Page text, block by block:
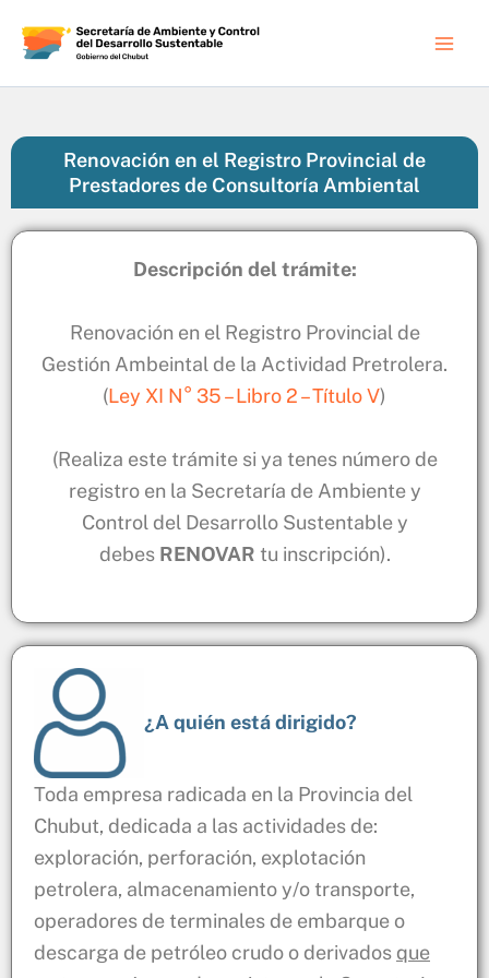
contenido
Renovación en el Registro Provincial de
Prestadores de Consultoría Ambiental
Descripción del trámite:
Renovación en el Registro Provincial de
Gestión Ambeintal de la Actividad Pretrolera.
(Ley XI N° 35 – Libro 2 – Título V)
(Realiza este trámite si ya tenes número de
registro en la Secretaría de Ambiente y
Control del Desarrollo Sustentable y
debes RENOVAR tu inscripción).
¿A quién está dirigido?
Toda empresa radicada en la Provincia del
Chubut, dedicada a las actividades de:
exploración, perforación, explotación
petrolera, almacenamiento y/o transporte,
operadores de terminales de embarque o
descarga de petróleo crudo o derivados que